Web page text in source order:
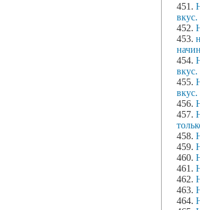
451.
вкус.
452.
453.
454.
вкус.
455.
вкус.
456.
457.
458.
459.
460.
461.
462.
463.
464.